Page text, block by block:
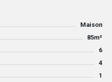
Maison
85m²
6
4
1